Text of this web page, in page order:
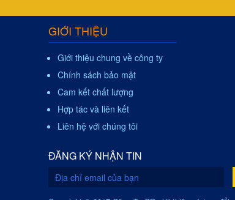
GIỚI THIỆU
Giới thiệu chung về công ty
Chính sách bảo mật
Cam kết chất lượng
Hợp tác và liên kết
Liên hệ với chúng tôi
ĐĂNG KÝ NHẬN TIN